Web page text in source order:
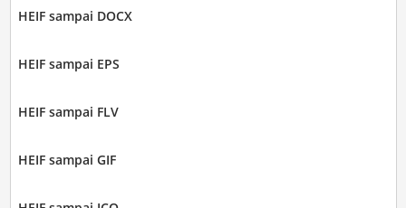
HEIF sampai DOCX
HEIF sampai EPS
HEIF sampai FLV
HEIF sampai GIF